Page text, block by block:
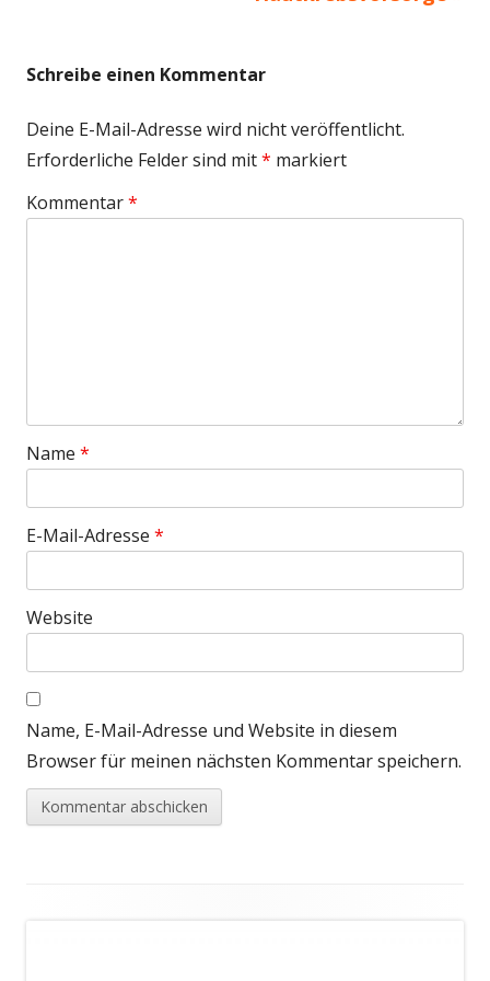
Schreibe einen Kommentar
Deine E-Mail-Adresse wird nicht veröffentlicht.
Erforderliche Felder sind mit* markiert
Kommentar*
Name *
E-Mail-Adresse *
Website
Name, E-Mail-Adresse und Website in diesem
Browser für meinen nächsten Kommentar speichern.